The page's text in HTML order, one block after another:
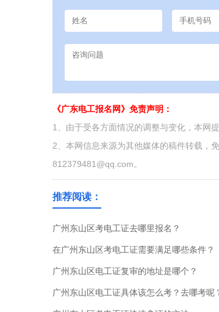
《广东电工报名网》免责声明：
1、由于受各方面情况的调整与变化，本网
2、本网信息来源为其他媒体的稿件转载，
812379481@qq.com。
推荐阅读：
广州东山区考电工证去哪里报名？
在广州东山区考电工证需要满足哪些条件？
广州东山区电工证复审的地址是哪个？
广州东山区电工证具体该怎么考？去哪考呢